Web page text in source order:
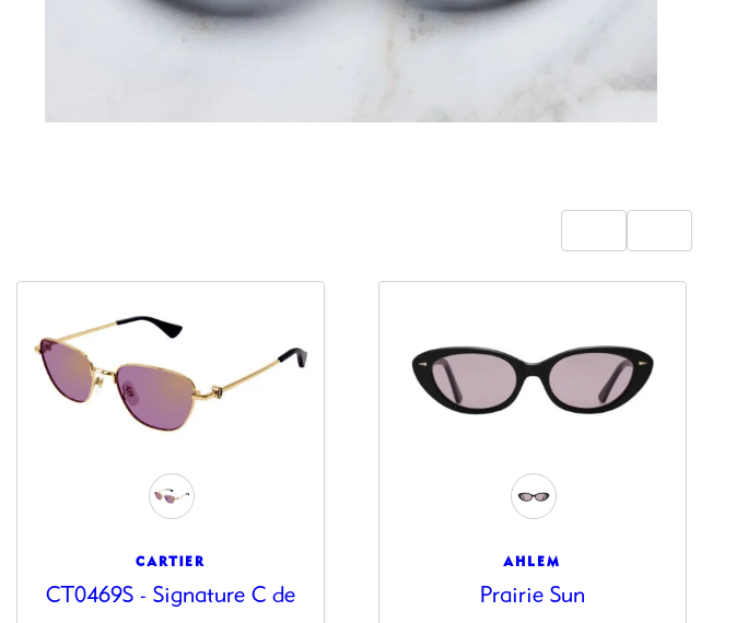
CARTIER
CT0469S - Signature C de
AHLEM
Prairie Sun